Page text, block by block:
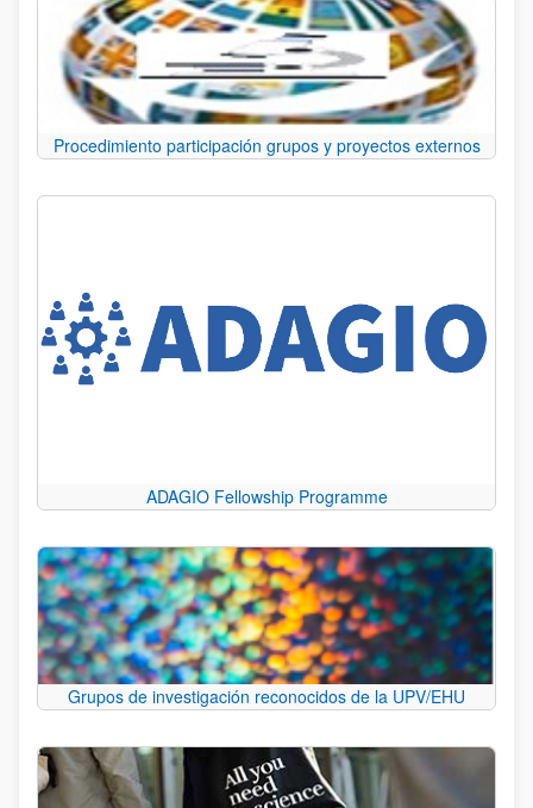
Procedimiento participación grupos y proyectos externos
ADAGIO Fellowship Programme
Grupos de investigación reconocidos de la UPV/EHU